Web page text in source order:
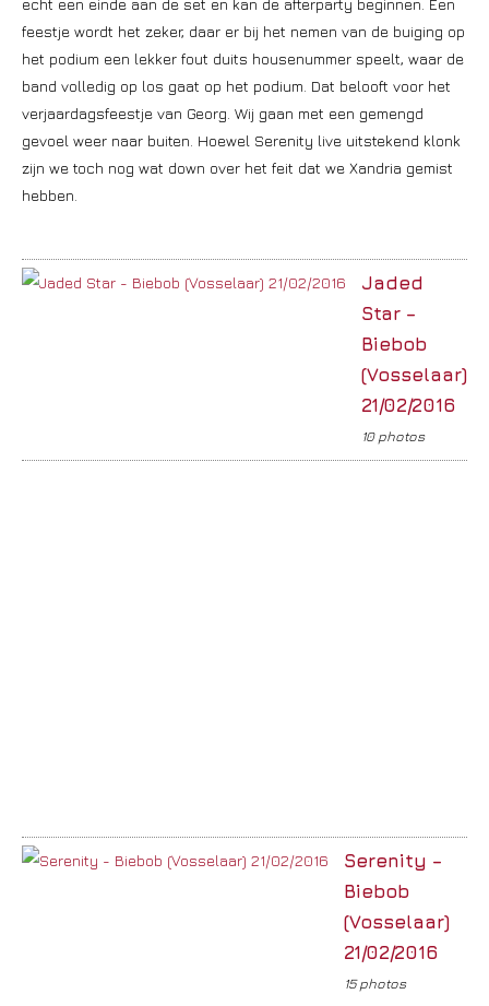
echt een einde aan de set en kan de afterparty beginnen. Een
feestje wordt het zeker, daar er bij het nemen van de buiging op
het podium een lekker fout duits housenummer speelt, waar de
band volledig op los gaat op het podium. Dat belooft voor het
verjaardagsfeestje van Georg. Wij gaan met een gemengd
gevoel weer naar buiten. Hoewel Serenity live uitstekend klonk
zijn we toch nog wat down over het feit dat we Xandria gemist
hebben.
Jaded
Star –
Biebob
(Vosselaar)
21/02/2016
10 photos
Serenity –
Biebob
(Vosselaar)
21/02/2016
15 photos